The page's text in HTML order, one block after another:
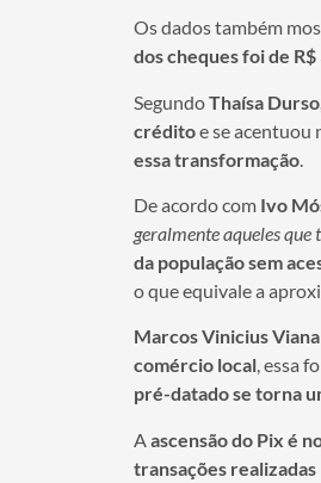
Os dados também
dos cheques foi de
SegundoThaísa
créditoe se acentuou
essa transformação
De acordo com Ivo
geralmente aqueles
da população sem
o que equivale a
Marcos Vinicius
comércio local, essa
pré-datado se torna
A ascensão do Pix é
transações realizadas